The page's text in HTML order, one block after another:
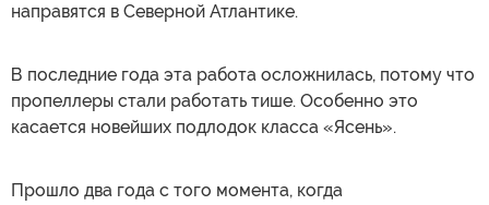
направятся в Северной Атлантике.
В последние года эта работа осложнилась, потому что
пропеллеры стали работать тише. Особенно это
касается новейших подлодок класса «Ясень».
Прошло два года с того момента, когда